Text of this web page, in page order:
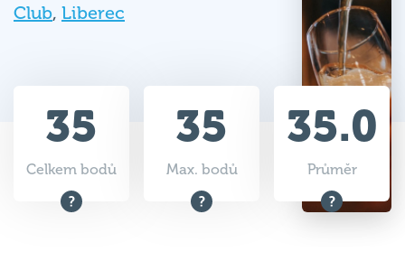
Club, Liberec
35
Celkem bodů
35
Max. bodů
35.0
Průměr